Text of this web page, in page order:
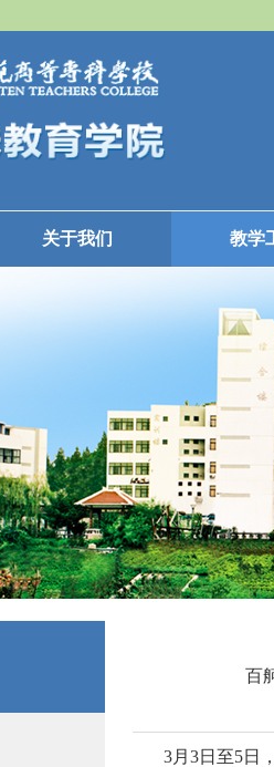
关于我们 教学
百
3月3日至5日